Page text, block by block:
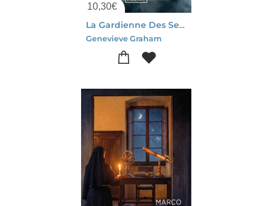
10,30€
La Gardienne Des Secrets
Genevieve Graham